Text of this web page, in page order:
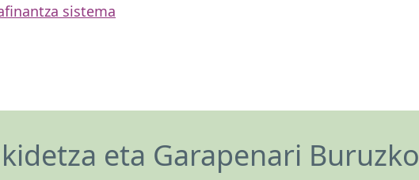
finantza sistema
eta Garapenari Buruzko